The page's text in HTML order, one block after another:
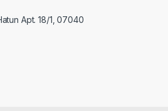
Apt. 18/1, 07040